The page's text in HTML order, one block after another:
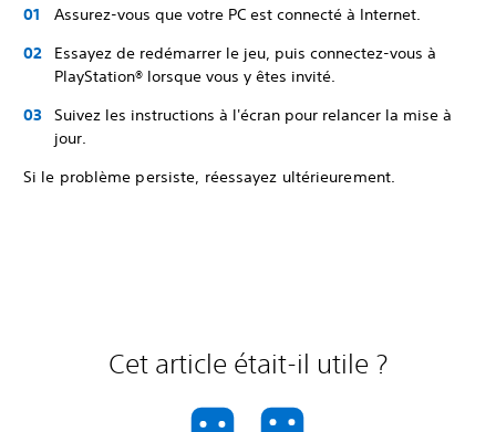
Assurez-vous que votre PC est connecté à Internet.
Essayez de redémarrer le jeu, puis connectez-vous à
PlayStation® lorsque vous y êtes invité.
Suivez les instructions à l'écran pour relancer la mise à
jour.
Si le problème persiste, réessayez ultérieurement.
Cet article était-il utile ?